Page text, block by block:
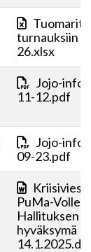
Tuomarit
turnauksiin
26.xlsx
Jojo-
11-12.pdf
Jojo-
09-23.pdf
PuMa-Volley
Hallituksen
hyväksymä